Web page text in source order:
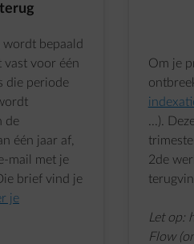
wordt bepaald
vast voor één
die periode
de
één jaar af,
mail met je
brief vind je
je
Om je
...).
2de
Let op:
Flow